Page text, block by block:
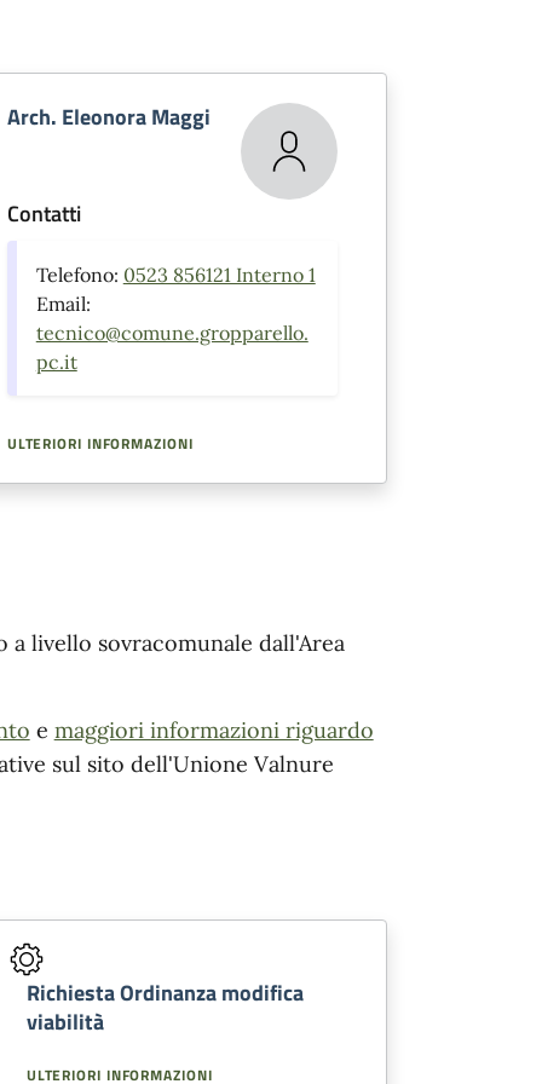
Arch. Eleonora Maggi
Contatti
Telefono: 0523 856121 Interno 1
Email:
tecnico@comune.gropparello.
pc.it
ULTERIORI INFORMAZIONI
livello sovracomunale dall'Area
e maggiori informazioni riguardo
sul sito dell'Unione Valnure
Richiesta Ordinanza modifica
viabilità
ULTERIORI INFORMAZIONI